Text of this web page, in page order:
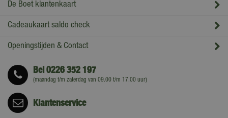
De Boet klantenkaart
Cadeaukaart saldo check
Openingstijden & Contact
Bel0226 352 197
(maandag t/m zaterdag van 09.00 t/m 17.00 uur)
Klantenservice